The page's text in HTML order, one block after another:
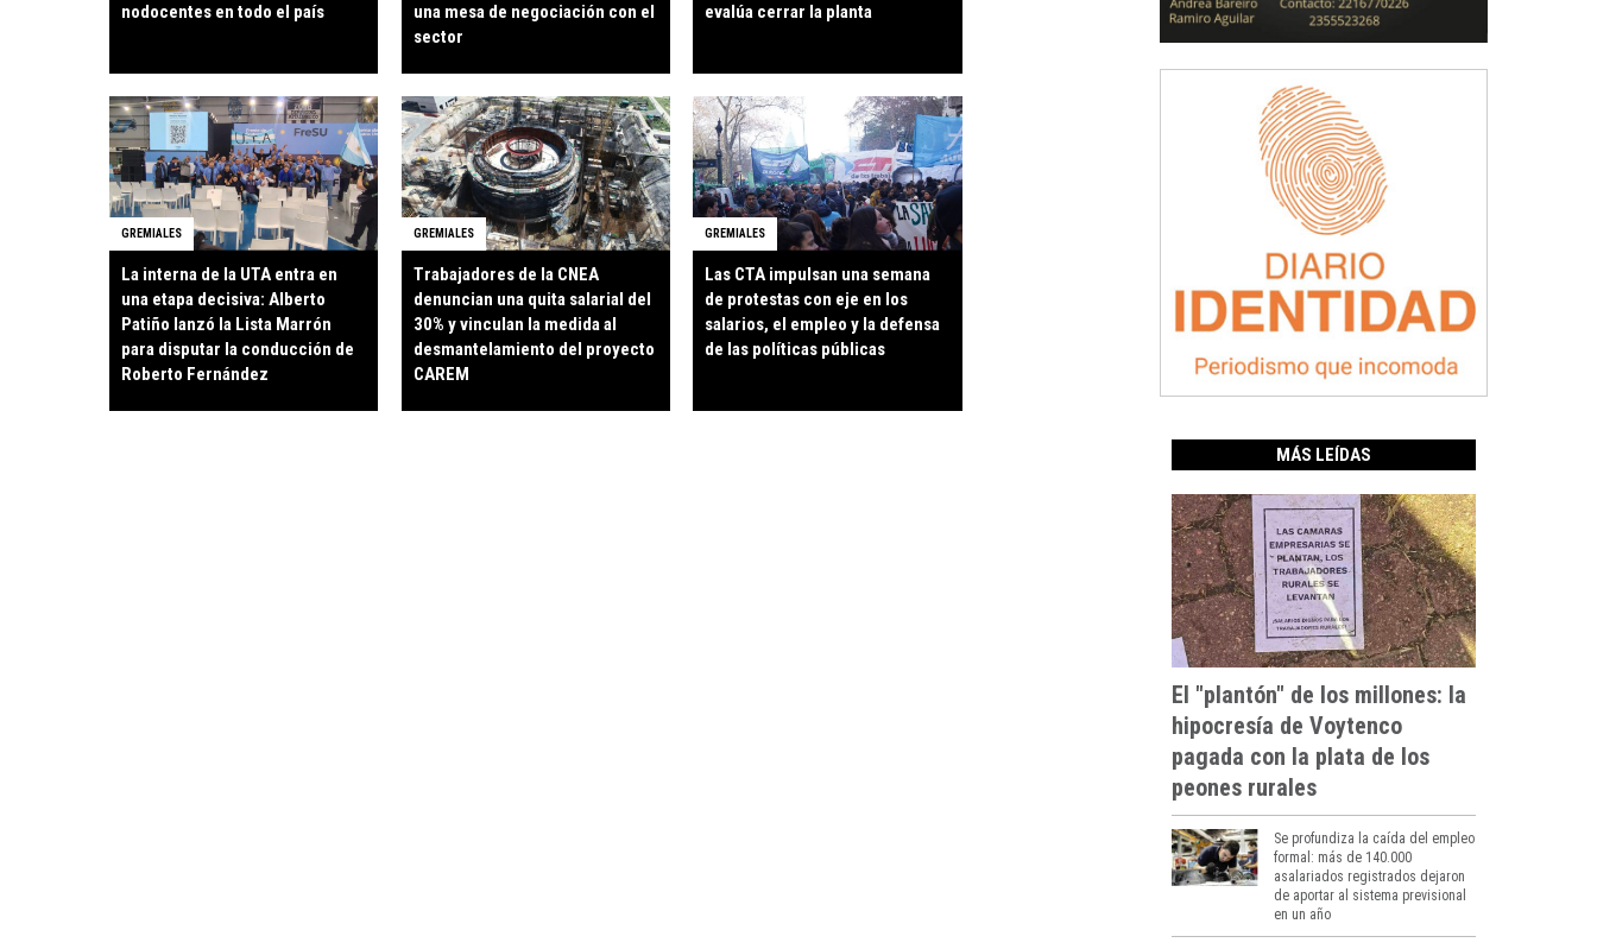
nodocentes en todo el país
una mesa de negociación con el
sector
evalúa cerrar la planta
GREMIALES
La interna de la UTA entra en
una etapa decisiva: Alberto
Patiño lanzó la Lista Marrón
para disputar la conducción de
Roberto Fernández
GREMIALES
Trabajadores de la CNEA
denuncian una quita salarial del
30% y vinculan la medida al
desmantelamiento del proyecto
CAREM
GREMIALES
Las CTA impulsan una semana
de protestas con eje en los
salarios, el empleo y la defensa
de las políticas públicas
MÁS LEÍDAS
El "plantón" de los millones: la
hipocresía de Voytenco
pagada con la plata de los
peones rurales
Se profundiza la caída del empleo
formal: más de 140.000
asalariados registrados dejaron
de aportar al sistema previsional
en un año